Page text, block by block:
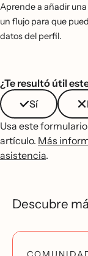
Aprende a añadir
un flujo para que
datos del perfil.
¿Te resultó útil
Sí
Usa este
artículo. Más
asistencia.
Descubre